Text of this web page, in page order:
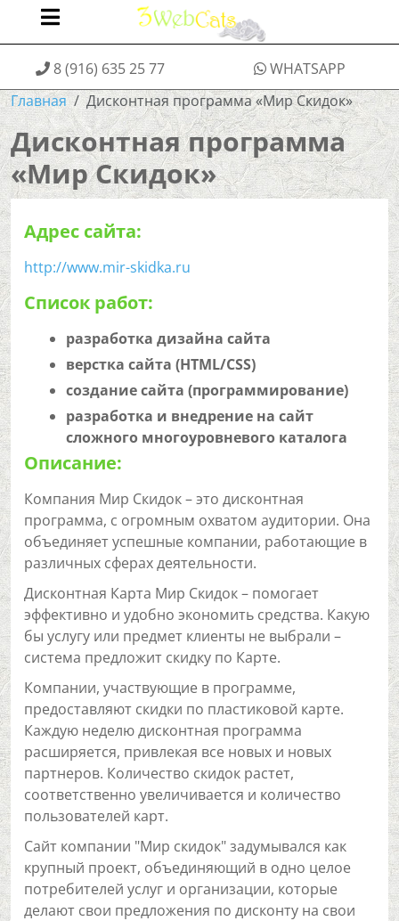
8 (916) 635 25 77
WHATSAPP
Главная
Дисконтная программа «Мир Скидок»
Дисконтная программа
«Мир Скидок»
Адрес сайта:
http://www.mir-skidka.ru
Список работ:
разработка дизайна сайта
верстка сайта (HTML/CSS)
создание сайта (программирование)
разработка и внедрение на сайт
сложного многоуровневого каталога
Описание:
Компания Мир Скидок – это дисконтная
программа, с огромным охватом аудитории. Она
объединяет успешные компании, работающие в
различных сферах деятельности.
Дисконтная Карта Мир Скидок – помогает
эффективно и удобно экономить средства. Какую
бы услугу или предмет клиенты не выбрали –
система предложит скидку по Карте.
Компании, участвующие в программе,
предоставляют скидки по пластиковой карте.
Каждую неделю дисконтная программа
расширяется, привлекая все новых и новых
партнеров. Количество скидок растет,
соответственно увеличивается и количество
пользователей карт.
Сайт компании "Мир скидок" задумывался как
крупный проект, объединяющий в одно целое
потребителей услуг и организации, которые
делают свои предложения по дисконту на свои